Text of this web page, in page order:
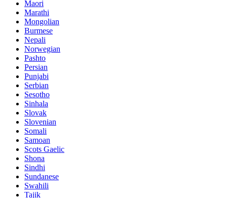
Maori
Marathi
Mongolian
Burmese
Nepali
Norwegian
Pashto
Persian
Punjabi
Serbian
Sesotho
Sinhala
Slovak
Slovenian
Somali
Samoan
Scots Gaelic
Shona
Sindhi
Sundanese
Swahili
Tajik